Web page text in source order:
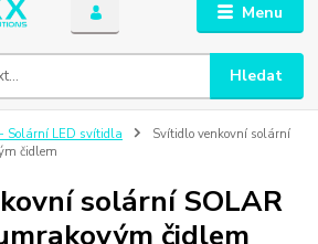
Menu
Hledat
Solární LED svítidla
Svítidlo venkovní solární
čidlem
solární SOLAR
čidlem